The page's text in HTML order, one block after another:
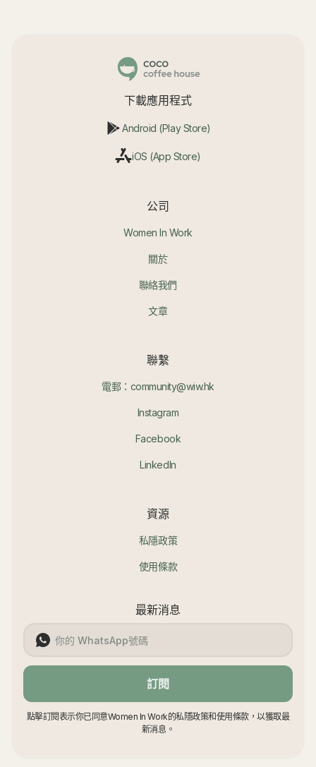
下載應用程式
Android (Play Store)
iOS (App Store)
公司
Women In Work
關於
聯絡我們
文章
聯繫
電郵：community@wiw.hk
Instagram
Facebook
LinkedIn
資源
私隱政策
使用條款
最新消息
訂閱
點擊訂閱表示你已同意Women In Work的私隱政策和使用條款，以獲取最
新消息。